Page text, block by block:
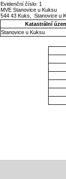
Evidenční číslo: 1
MVE Stanovice u Kuksu
544 43 Kuks, Stanovice u
Katastrální
Stanovice u Kuksu